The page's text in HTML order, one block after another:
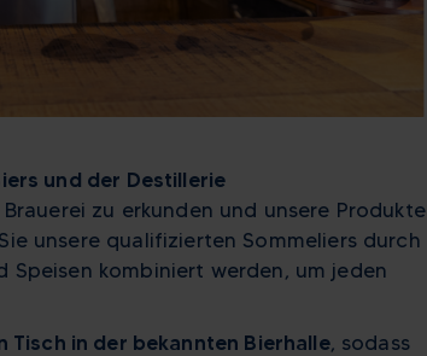
und der Destillerie
zu erkunden und unsere Produkte
unsere qualifizierten Sommeliers durch
Speisen kombiniert werden, um jeden
Tisch in der bekannten Bierhalle, sodass